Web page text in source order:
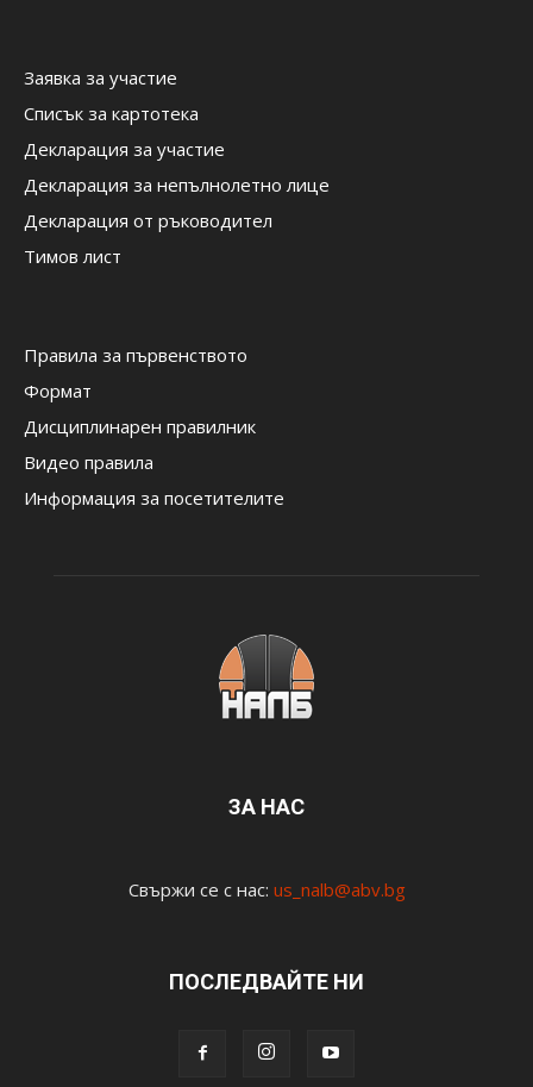
Заявка за участие
Списък за картотека
Декларация за участие
Декларация за непълнолетно лице
Декларация от ръководител
Тимов лист
Правила за първенството
Формат
Дисциплинарен правилник
Видео правила
Информация за посетителите
ЗА НАС
Свържи се с нас: us_nalb@abv.bg
ПОСЛЕДВАЙТЕ НИ